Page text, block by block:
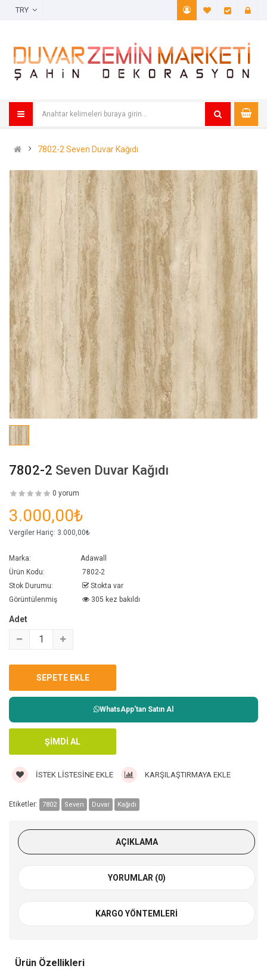
A. Listem
7802-2 Seven Duvar Kağıdı
7802-2 Seven Duvar Kağıdı
0 yorum
3.000,00₺
Vergiler Hariç: 3.000,00₺
Marka:
Adawall
Ürün Kodu:
7802-2
Stok Durumu:
Stokta var
Görüntülenmiş
305 kez bakıldı
Adet
WhatsApp'tan Satın Al
İSTEK LISTESINE EKLE KARŞILAŞTIRMAYA EKLE
Etiketler: 7802 Seven Duvar Kağıdı
AÇIKLAMA
YORUMLAR (0)
KARGO YÖNTEMLERI
Ürün Özellikleri